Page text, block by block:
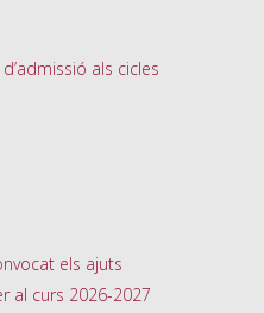
als cicles
els ajuts
al curs 2026-2027